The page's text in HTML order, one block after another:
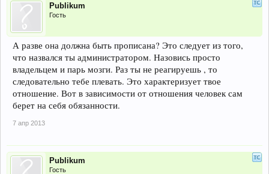
Publikum
Гость
А разве она должна быть прописана? Это следует из того,
что назвался ты администратором. Назовись просто
владельцем и парь мозги. Раз ты не реагируешь , то
следовательно тебе плевать. Это характеризует твое
отношение. Вот в зависимости от отношения человек сам
берет на себя обязанности.
7 апр 2013
Publikum
Гость